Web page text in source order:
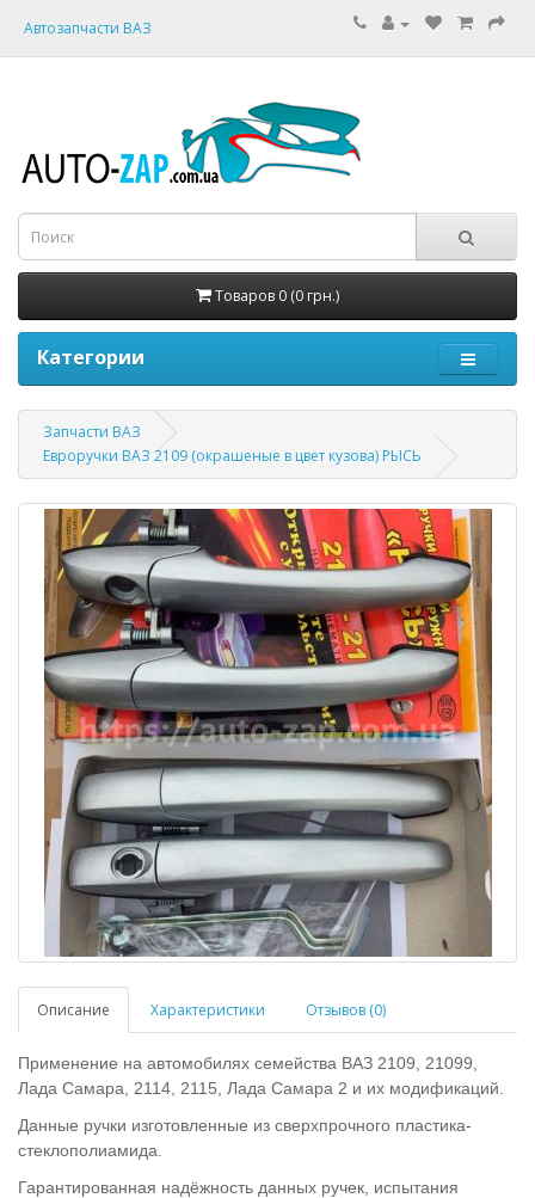
Автозапчасти ВАЗ
Товаров 0 (0 грн.)
Категории
Запчасти ВАЗ
Евроручки ВАЗ 2109 (окрашеные в цвет кузова) РЫСЬ
Описание Характеристики Отзывов (0)
Применение на автомобилях семейства ВАЗ 2109, 21099,
Лада Самара, 2114, 2115, Лада Самара 2 и их модификаций.
Данные ручки изготовленные из сверхпрочного пластика-
стеклополиамида.
Гарантированная надёжность данных ручек, испытания